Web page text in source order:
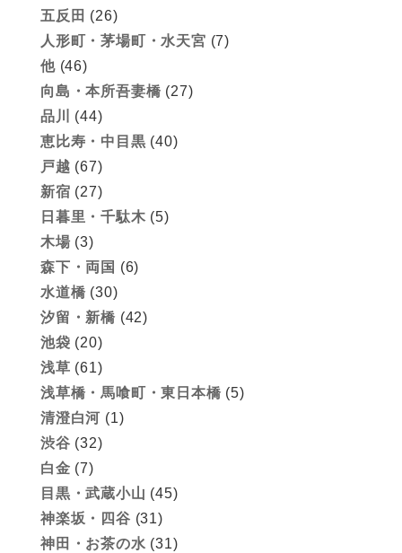
五反田 (26)
人形町・茅場町・水天宮 (7)
他(46)
向島・本所吾妻橋 (27)
品川
(44)
恵比寿・中目黒 (40)
戸越 (67)
新宿 (27)
日暮里・千駄木 (5)
木場 (3)
森下・両国 (6)
水道橋 (30)
汐留・新橋 (42)
池袋 (20)
浅草 (61)
浅草橋・馬喰町・東日本橋 (5)
清澄白河 (1)
渋谷 (32)
白金 (7)
目黒・武蔵小山 (45)
神楽坂・四谷 (31)
神田・お茶の水 (31)